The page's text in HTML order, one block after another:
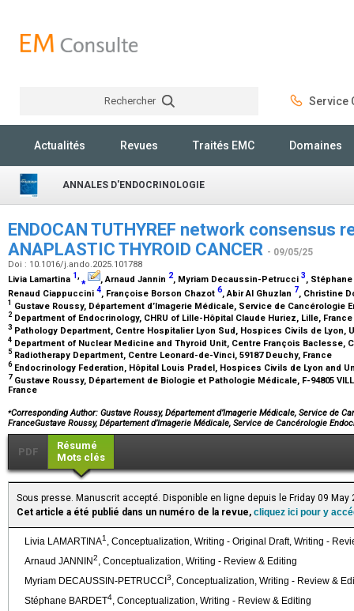
Rechercher Service
Actualités Revues Traités EMC Domaines
ANNALES D'ENDOCRINOLOGIE
ENDOCAN TUTHYREF network consensus
ANAPLASTIC THYROID CANCER - 09/05/25
Doi : 10.1016/j.ando.2025.101788
Livia Lamartina 1,⁎ , Arnaud Jannin 2, Myriam Decaussin-Petrucci 3,
Renaud Ciappuccini 4, Françoise Borson Chazot 6, Abir Al Ghuzlan 7, Christine
1 Gustave Roussy, Département d’Imagerie Médicale, Service de Cancérologie
2 Department of Endocrinology, CHRU of Lille-Hôpital Claude Huriez, Lille, France
3 Pathology Department, Centre Hospitalier Lyon Sud, Hospices Civils de Lyon,
4 Department of Nuclear Medicine and Thyroid Unit, Centre François Baclesse,
5 Radiotherapy Department, Centre Leonard-de-Vinci, 59187 Deuchy, France
6Endocrinology Federation, Hôpital Louis Pradel, Hospices Civils de Lyon and
7 Gustave Roussy, Département de Biologie et Pathologie Médicale, F-94805
France
⁎Corresponding Author: Gustave Roussy, Département d’Imagerie Médicale, Service de
FranceGustave Roussy, Département d’Imagerie Médicale, Service de Cancérologie
PDF
Résumé
Mots clés
Sous presse. Manuscrit accepté. Disponible en ligne depuis le Friday 09 May
Cet article a été publié dans un numéro de la revue, cliquez ici pour y
Livia LAMARTINA1 , Conceptualization, Writing - Original Draft, Writing -
Arnaud JANNIN2, Conceptualization, Writing - Review & Editing
Myriam DECAUSSIN-PETRUCCI 3, Conceptualization, Writing - Review &
Stéphane BARDET4, Conceptualization, Writing - Review & Editing